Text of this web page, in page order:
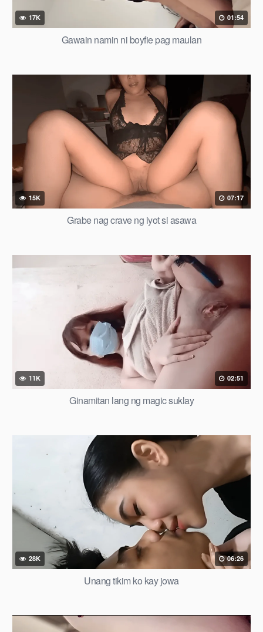
17K 01:54
Gawain namin ni boyfie pag maulan
15K 07:17
Grabe nag crave ng iyot si asawa
11K 02:51
Ginamitan lang ng magic suklay
28K 06:26
Unang tikim ko kay jowa